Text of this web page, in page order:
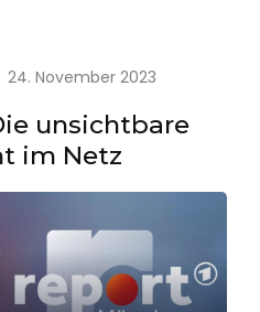
24. November 2023
unsichtbare
im Netz